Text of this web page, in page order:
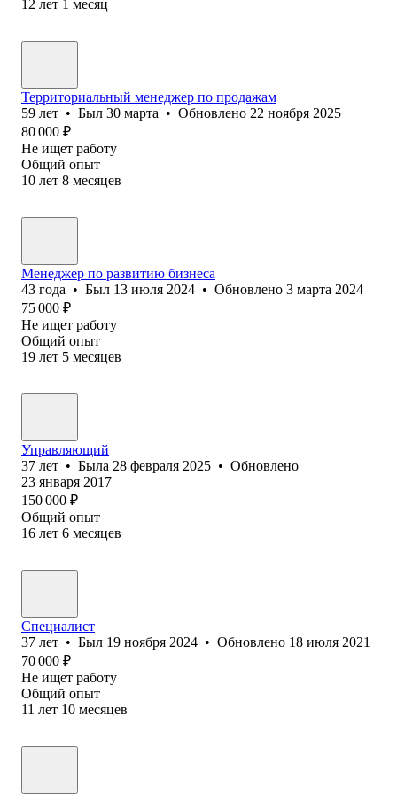
12 лет 1 месяц
Территориальный менеджер по продажам
59 лет • Был 30 марта • Обновлено 22 ноября 2025
80 000 ₽
Не ищет работу
Общий опыт
10 лет 8 месяцев
Менеджер по развитию бизнеса
43 года • Был 13 июля 2024 • Обновлено 3 марта 2024
75 000 ₽
Не ищет работу
Общий опыт
19 лет 5 месяцев
Управляющий
37 лет • Была 28 февраля 2025 • Обновлено
23 января 2017
150 000 ₽
Общий опыт
16 лет 6 месяцев
Специалист
37 лет • Был 19 ноября 2024 • Обновлено 18 июля 2021
70 000 ₽
Не ищет работу
Общий опыт
11 лет 10 месяцев